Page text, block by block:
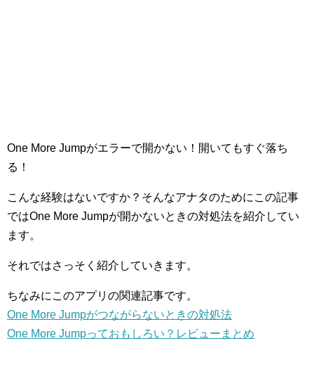
One More Jumpがエラーで開かない！開いてもすぐ落ち
る！
こんな経験はないですか？そんなアナタのためにこの記事
ではOne More Jumpが開かないときの対処法を紹介してい
ます。
それではさっそく紹介していきます。
ちなみにこのアプリの関連記事です。
One More Jumpがつながらないときの対処法
One More Jumpっておもしろい？レビューまとめ